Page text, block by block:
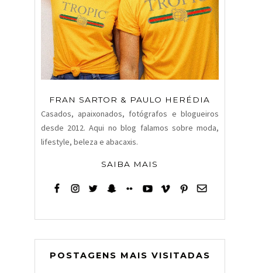
FRAN SARTOR & PAULO HERÉDIA
Casados, apaixonados, fotógrafos e blogueiros
desde 2012. Aqui no blog falamos sobre moda,
lifestyle, beleza e abacaxis.
SAIBA MAIS
POSTAGENS MAIS VISITADAS